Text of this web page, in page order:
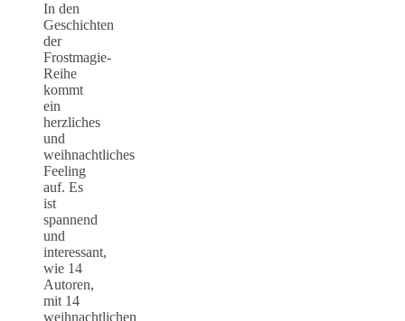
In den
Geschichten
der
Frostmagie-
Reihe
kommt
ein
herzliches
und
weihnachtliches
Feeling
auf. Es
ist
spannend
und
interessant,
wie 14
Autoren,
mit 14
weihnachtlichen